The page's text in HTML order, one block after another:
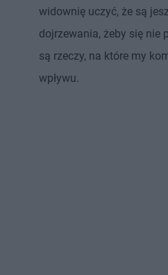
widownię uczyć, że są
dojrzewania, żeby się nie
są rzeczy, na które my
wpływu.